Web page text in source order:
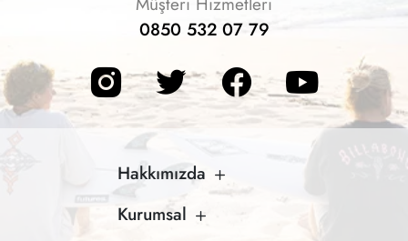
0850 532 07 79
Hakkımızda
Kurumsal